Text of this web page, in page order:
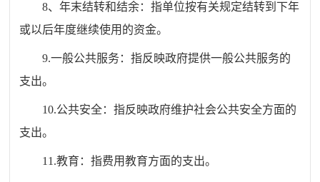
8、年末结转和结余：指单位按有关规定结转到下年
或以后年度继续使用的资金。
9.一般公共服务：指反映政府提供一般公共服务的
支出。
10.公共安全：指反映政府维护社会公共安全方面的
支出。
11.教育：指费用教育方面的支出。